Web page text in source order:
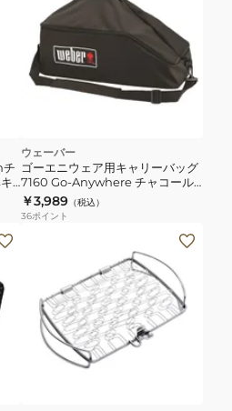
チ
ウェーバー
ゴーエニウェア用キャリーバッグ
7160 Go-Anywhere チャコール
グリル専用 カバー バッグ
￥3,989 （税込）
36ポイント